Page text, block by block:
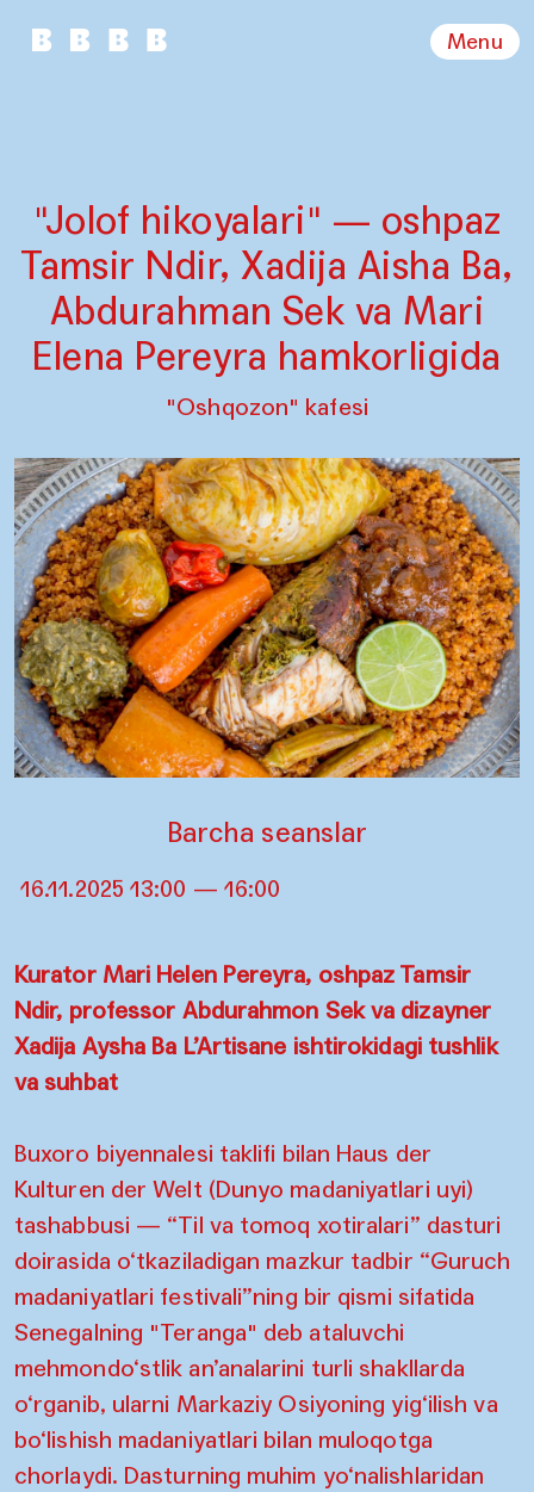
Menu
"Jolof hikoyalari" — oshpaz
Tamsir Ndir, Xadija Aisha Ba,
Abdurahman Sek va Mari
Elena Pereyra hamkorligida
"Oshqozon" kafesi
Barcha seanslar
16.11.2025 13:00 — 16:00
Kurator Mari Helen Pereyra, oshpaz Tamsir
Ndir, professor Abdurahmon Sek va dizayner
Xadija Aysha Ba L’Artisane ishtirokidagi tushlik
va suhbat
Buxoro biyennalesi taklifi bilan Haus der
Kulturen der Welt (Dunyo madaniyatlari uyi)
tashabbusi — “Til va tomoq xotiralari” dasturi
doirasida o‘tkaziladigan mazkur tadbir “Guruch
madaniyatlari festivali”ning bir qismi sifatida
Senegalning "Teranga" deb ataluvchi
mehmondo‘stlik an’analarini turli shakllarda
o‘rganib, ularni Markaziy Osiyoning yig‘ilish va
bo‘lishish madaniyatlari bilan muloqotga
chorlaydi. Dasturning muhim yo‘nalishlaridan